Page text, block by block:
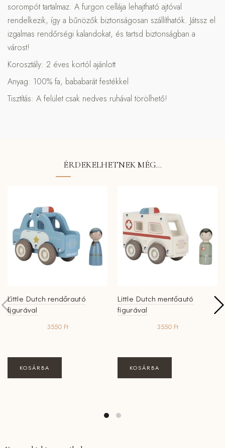
sorompót tartalmaz. A furgon cellája lehajtható ajtóval
rendelkezik, így a bűnözők biztonságosan szállíthatók. Játssz el
izgalmas rendőrségi kalandokat, és tartsd biztonságban a
várost!
Korosztály: 2 éves kortól ajánlott
Anyag: 100% fa, bababarát festékkel
Tisztítás: A felület csak nedves ruhával törölhető!
ÉRDEKELHETNEK MÉG…
Little Dutch rendőrautó
figurával
3550 Ft
KOSÁRBA
Little Dutch mentőautó
figurával
3550 Ft
KOSÁRBA